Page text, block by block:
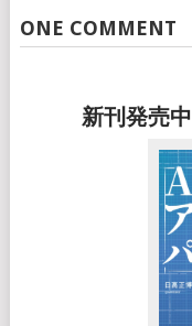
ONE COMMENT
新刊発売中